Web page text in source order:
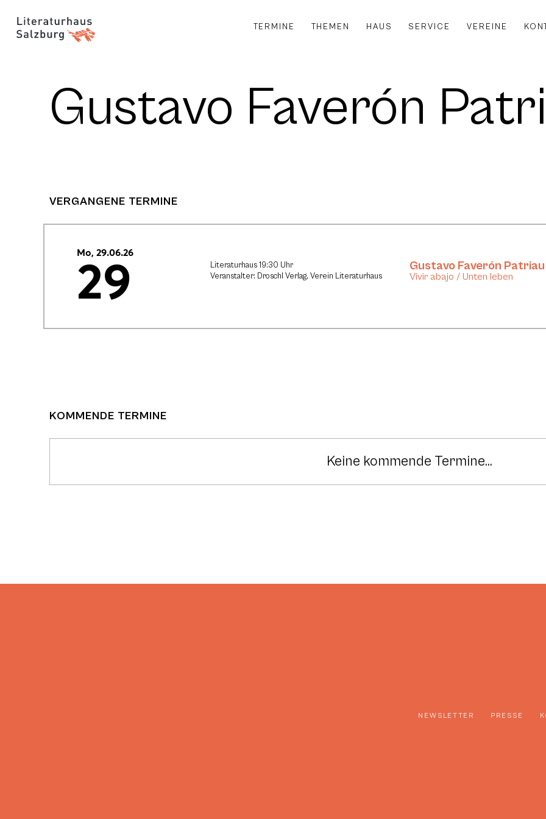
TERMINE THEMEN HAUS SERVICE VEREINE
Gustavo Faverón
VERGANGENE TERMINE
Mo, 29.06.26
29
Literaturhaus 19:30 Uhr
Veranstalter: Droschl Verlag, Verein Literaturhaus
Gustavo Faverón Patriau
Vivir abajo / Unten leben
KOMMENDE TERMINE
Keine kommende Termine...
NEWSLETTER PRESSE